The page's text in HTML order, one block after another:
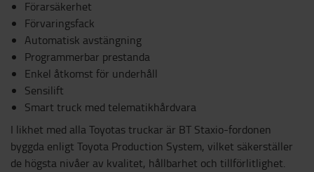
Förarsäkerhet
Förvaringsfack
Automatisk avstängning
Programmerbar prestanda
Enkel åtkomst för underhåll
Sensilift
Smart truck med telematikhårdvara
I likhet med alla Toyotas truckar är BT Staxio-fordonen
byggda enligt Toyota Production System, vilket säkerställer
de högsta nivåer av kvalitet, hållbarhet och tillförlitlighet.